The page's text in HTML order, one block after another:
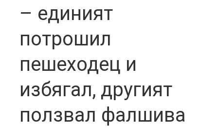
– единият
потрошил
пешеходец и
избягал, другият
ползвал фалшива